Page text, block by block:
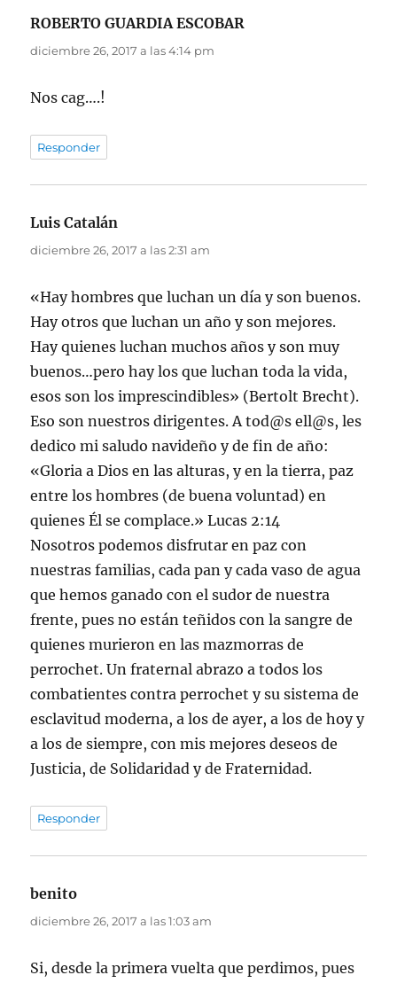
ROBERTO GUARDIA ESCOBAR
diciembre 26, 2017 a las 4:14 pm
Nos cag….!
Responder
Luis Catalán
diciembre 26, 2017 a las 2:31 am
«Hay hombres que luchan un día y son buenos.
Hay otros que luchan un año y son mejores.
Hay quienes luchan muchos años y son muy
buenos…pero hay los que luchan toda la vida,
esos son los imprescindibles» (Bertolt Brecht).
Eso son nuestros dirigentes. A tod@s ell@s, les
dedico mi saludo navideño y de fin de año:
«Gloria a Dios en las alturas, y en la tierra, paz
entre los hombres (de buena voluntad) en
quienes Él se complace.» Lucas 2:14
Nosotros podemos disfrutar en paz con
nuestras familias, cada pan y cada vaso de agua
que hemos ganado con el sudor de nuestra
frente, pues no están teñidos con la sangre de
quienes murieron en las mazmorras de
perrochet. Un fraternal abrazo a todos los
combatientes contra perrochet y su sistema de
esclavitud moderna, a los de ayer, a los de hoy y
a los de siempre, con mis mejores deseos de
Justicia, de Solidaridad y de Fraternidad.
Responder
benito
diciembre 26, 2017 a las 1:03 am
Si, desde la primera vuelta que perdimos, pues